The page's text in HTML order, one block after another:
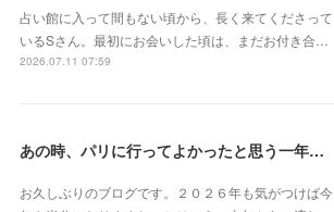
占い館に入って間もない頃から、長く来てくださって
いるSさん。最初にお会いした頃は、まだお付き合…
2026.07.11 07:59
あの時、パリに行ってよかったと思う一年後の話
お久しぶりのブログです。２０２６年も気がつけば今